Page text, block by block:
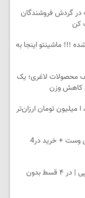
در گردش فروشندگان
کن
پر از خریدار 207 شده !!! ماشینتو اینجا به
محصولات لاغری؛ یک
کاهش وزن
ا میلیون تومان ارزان‌تر
70% تخفیف ویژه جین وست + خرید در4
خرید موبایل با اسنپ پی | در ۴ قسط بدون